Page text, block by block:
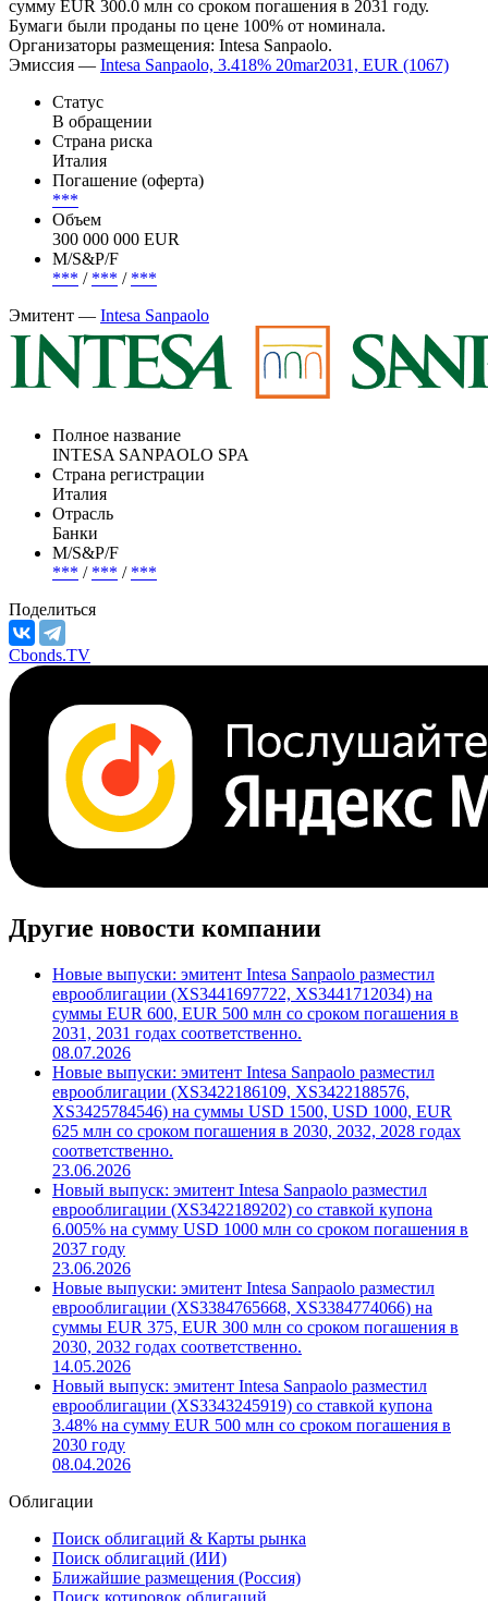
18 марта 2026 Cbonds
13 марта 2026 эмитент Intesa Sanpaolo разместил
еврооблигации (XS3323684608) cо ставкой купона 3.418% на
Бумаги были проданы по цене 100% от номинала.
Организаторы размещения: Intesa Sanpaolo.
Эмиссия —Intesa Sanpaolo, 3.418% 20mar2031, EUR (1067)
Статус
В обращении
Страна риска
Италия
Погашение (оферта)
***
300 000 000 EUR
М/S&P/F
*** /
***
Эмитент —Intesa Sanpaolo
Полное название
INTESA SANPAOLO SPA
Страна регистрации
Италия
Банки
М/S&P/F
***/
Поделиться
Cbonds.TV
Другие новости компании
Новые выпуски: эмитент Intesa Sanpaolo разместил
еврооблигации (XS3441697722, XS3441712034) на
суммы EUR 600, EUR 500 млн со сроком погашения в
2031, 2031 годах соответственно.
08.07.2026
Новые выпуски: эмитент Intesa Sanpaolo разместил
еврооблигации (XS3422186109, XS3422188576,
XS3425784546) на суммы USD 1500, USD 1000, EUR
625 млн со сроком погашения в 2030, 2032, 2028 годах
соответственно.
23.06.2026
Новый выпуск: эмитент Intesa Sanpaolo разместил
еврооблигации (XS3422189202) со ставкой купона
6.005% на сумму USD 1000 млн со сроком погашения в
2037 году
23.06.2026
Новые выпуски: эмитент Intesa Sanpaolo разместил
еврооблигации (XS3384765668, XS3384774066) на
суммы EUR 375, EUR 300 млн со сроком погашения в
2030, 2032 годах соответственно.
14.05.2026
Новый выпуск: эмитент Intesa Sanpaolo разместил
3.48% на сумму EUR 500 млн со сроком погашения в
08.04.2026
Облигации